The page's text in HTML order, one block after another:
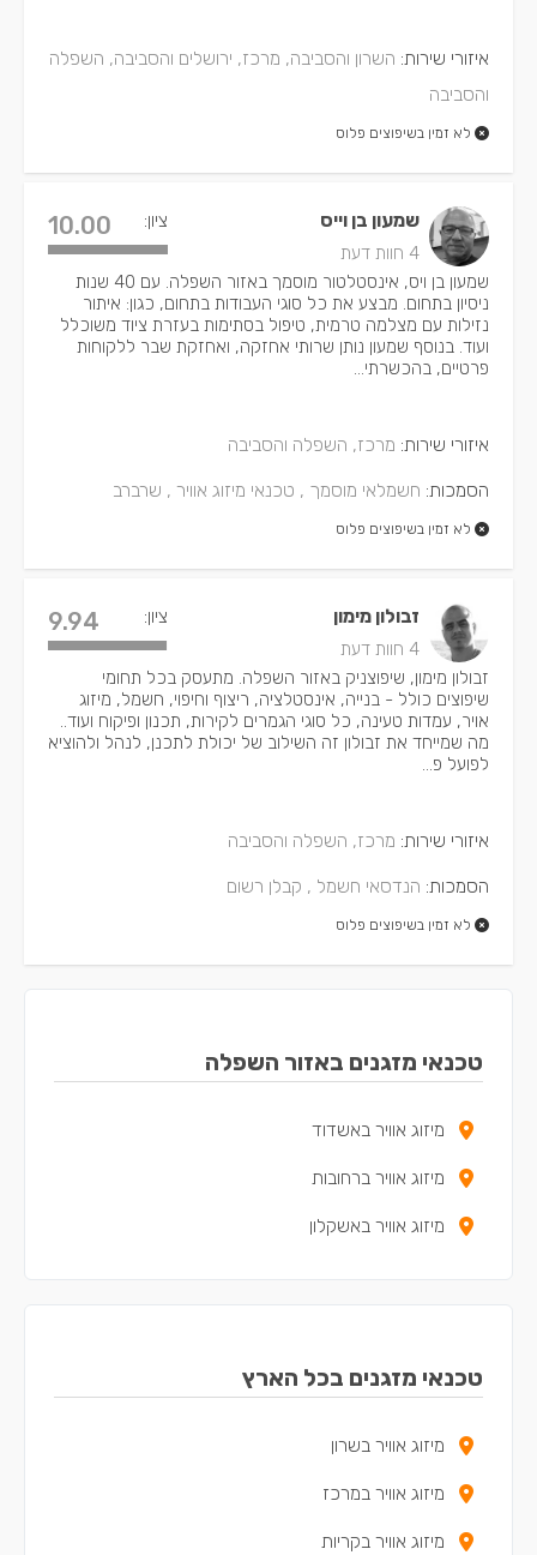
איזורי שירות: השרון והסביבה, מרכז, ירושלים והסביבה, השפלה
והסביבה
לא זמין בשיפוצים פלוס
שמעון בן וייס
4 חוות דעת
ציון: 10.00
שמעון בן ויס, אינסטלטור מוסמך באזור השפלה. עם 40 שנות
ניסיון בתחום. מבצע את כל סוגי העבודות בתחום, כגון: איתור
נזילות עם מצלמה טרמית, טיפול בסתימות בעזרת ציוד משוכלל
ועוד. בנוסף שמעון נותן שרותי אחזקה, ואחזקת שבר ללקוחות
פרטיים, בהכשרתי...
איזורי שירות: מרכז, השפלה והסביבה
הסמכות: חשמלאי מוסמך , טכנאי מיזוג אוויר , שרברב
לא זמין בשיפוצים פלוס
זבולון מימון
4 חוות דעת
ציון: 9.94
זבולון מימון, שיפוצניק באזור השפלה. מתעסק בכל תחומי
שיפוצים כולל - בנייה, אינסטלציה, ריצוף וחיפוי, חשמל, מיזוג
אויר, עמדות טעינה, כל סוגי הגמרים לקירות, תכנון ופיקוח ועוד..
מה שמייחד את זבולון זה השילוב של יכולת לתכנן, לנהל ולהוציא
לפועל פ...
איזורי שירות: מרכז, השפלה והסביבה
הסמכות: הנדסאי חשמל , קבלן רשום
לא זמין בשיפוצים פלוס
טכנאי מזגנים באזור השפלה
מיזוג אוויר באשדוד
מיזוג אוויר ברחובות
מיזוג אוויר באשקלון
טכנאי מזגנים בכל הארץ
מיזוג אוויר בשרון
מיזוג אוויר במרכז
מיזוג אוויר בקריות